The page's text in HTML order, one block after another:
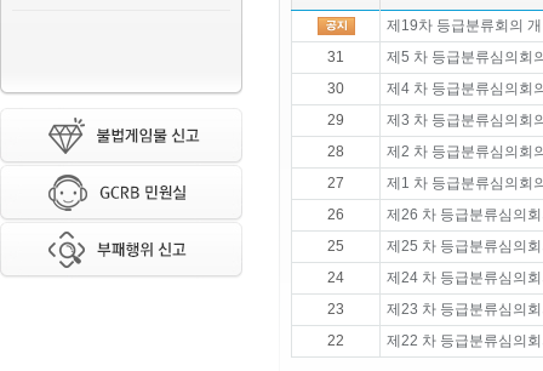
제19차 등급분류회의
31
제5 차 등급분류심의회
30
제4 차 등급분류심의회
29
제3 차 등급분류심의회
28
제2 차 등급분류심의회
27
제1 차 등급분류심의회
26
제26 차 등급분류심의
25
제25 차 등급분류심의
24
제24 차 등급분류심의
23
제23 차 등급분류심의
22
제22 차 등급분류심의